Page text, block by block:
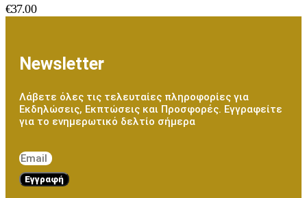
€37.00
Newsletter
Λάβετε όλες τις τελευταίες πληροφορίες για
Εκδηλώσεις, Εκπτώσεις και Προσφορές. Εγγραφείτε
για το ενημερωτικό δελτίο σήμερα
Εγγραφή